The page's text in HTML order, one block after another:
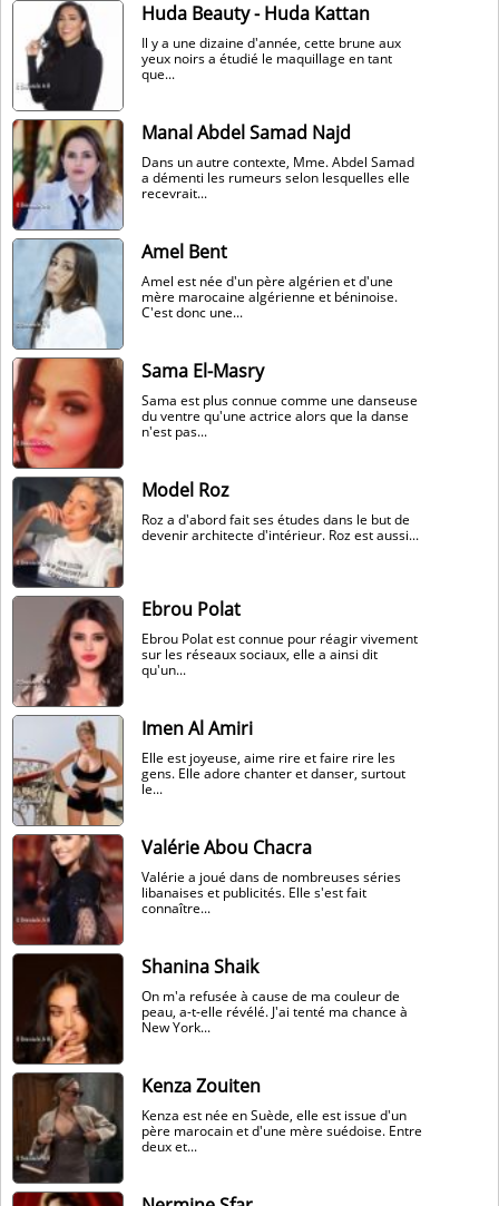
Huda Beauty - Huda Kattan
Il y a une dizaine d'année, cette brune aux
yeux noirs a étudié le maquillage en tant
que...
Manal Abdel Samad Najd
Dans un autre contexte, Mme. Abdel Samad
a démenti les rumeurs selon lesquelles elle
recevrait...
Amel Bent
Amel est née d'un père algérien et d'une
mère marocaine algérienne et béninoise.
C'est donc une...
Sama El-Masry
Sama est plus connue comme une danseuse
du ventre qu'une actrice alors que la danse
n'est pas...
Model Roz
Roz a d'abord fait ses études dans le but de
devenir architecte d'intérieur. Roz est aussi...
Ebrou Polat
Ebrou Polat est connue pour réagir vivement
sur les réseaux sociaux, elle a ainsi dit
qu'un...
Imen Al Amiri
Elle est joyeuse, aime rire et faire rire les
gens. Elle adore chanter et danser, surtout
le...
Valérie Abou Chacra
Valérie a joué dans de nombreuses séries
libanaises et publicités. Elle s'est fait
connaître...
Shanina Shaik
On m'a refusée à cause de ma couleur de
peau, a-t-elle révélé. J'ai tenté ma chance à
New York...
Kenza Zouiten
Kenza est née en Suède, elle est issue d'un
père marocain et d'une mère suédoise. Entre
deux et...